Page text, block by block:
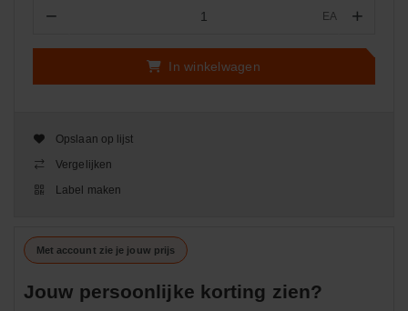
− EA +
In winkelwagen
Opslaan op lijst
Vergelijken
Label maken
Met account zie je jouw prijs
Jouw persoonlijke korting zien?